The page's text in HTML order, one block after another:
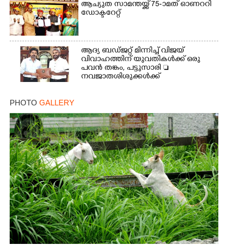
ആച്യുത സാമന്തയ്ക്ക് 75-ാമത് ഓണററി
ഡോക്ടറേറ്റ്
ആദ്യ ബഡ്ജറ്റ് മിന്നിച്ച് വിജയ്
വിവാഹത്തിന് യുവതികൾക്ക് ഒരു
പവൻ തങ്കം, പട്ടുസാരി 
നവജാതശിശുക്കൾക്ക്
PHOTO GALLERY